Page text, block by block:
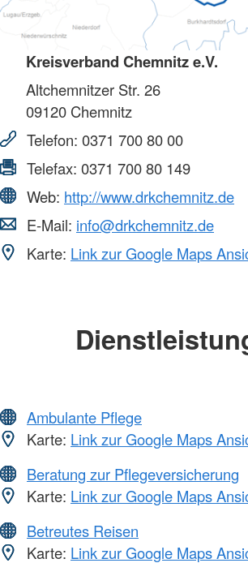
Kreisverband Chemnitz e.V.
Altchemnitzer Str. 26
09120 Chemnitz
Telefon: 0371 700 80 00
Telefax: 0371 700 80 149
Web: http://www.drkchemnitz.de
E-Mail: info@drkchemnitz.de
Karte: Link zur Google Maps
Ambulante Pflege
Karte: Link zur Google Maps
Beratung zur Pflegeversicherung
Karte: Link zur Google Maps
Betreutes Reisen
Karte: Link zur Google Maps